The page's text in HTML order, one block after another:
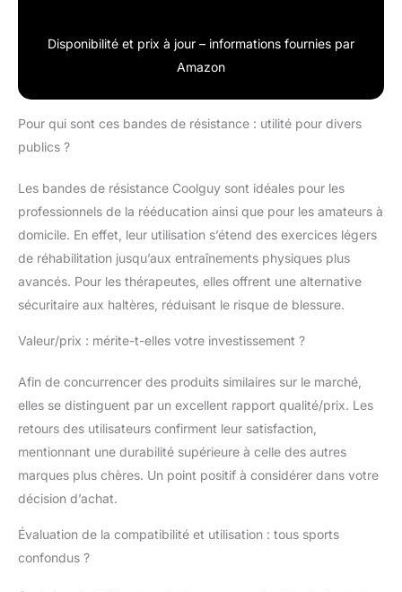
Disponibilité et prix à jour – informations fournies par
Amazon
Pour qui sont ces bandes de résistance : utilité pour divers
publics ?
Les bandes de résistance Coolguy sont idéales pour les
professionnels de la rééducation ainsi que pour les amateurs à
domicile. En effet, leur utilisation s’étend des exercices légers
de réhabilitation jusqu’aux entraînements physiques plus
avancés. Pour les thérapeutes, elles offrent une alternative
sécuritaire aux haltères, réduisant le risque de blessure.
Valeur/prix : mérite-t-elles votre investissement ?
Afin de concurrencer des produits similaires sur le marché,
elles se distinguent par un excellent rapport qualité/prix. Les
retours des utilisateurs confirment leur satisfaction,
mentionnant une durabilité supérieure à celle des autres
marques plus chères. Un point positif à considérer dans votre
décision d’achat.
Évaluation de la compatibilité et utilisation : tous sports
confondus ?